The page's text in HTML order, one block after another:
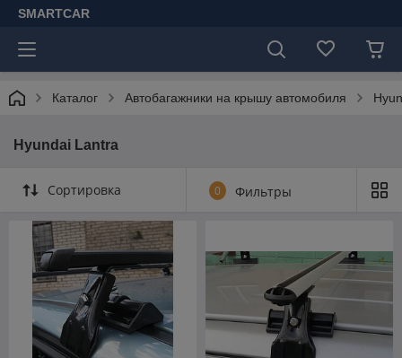
SMARTCAR
Каталог Автобагажники на крышу автомобиля
Hyundai Lantra
Сортировка 0 Фильтры